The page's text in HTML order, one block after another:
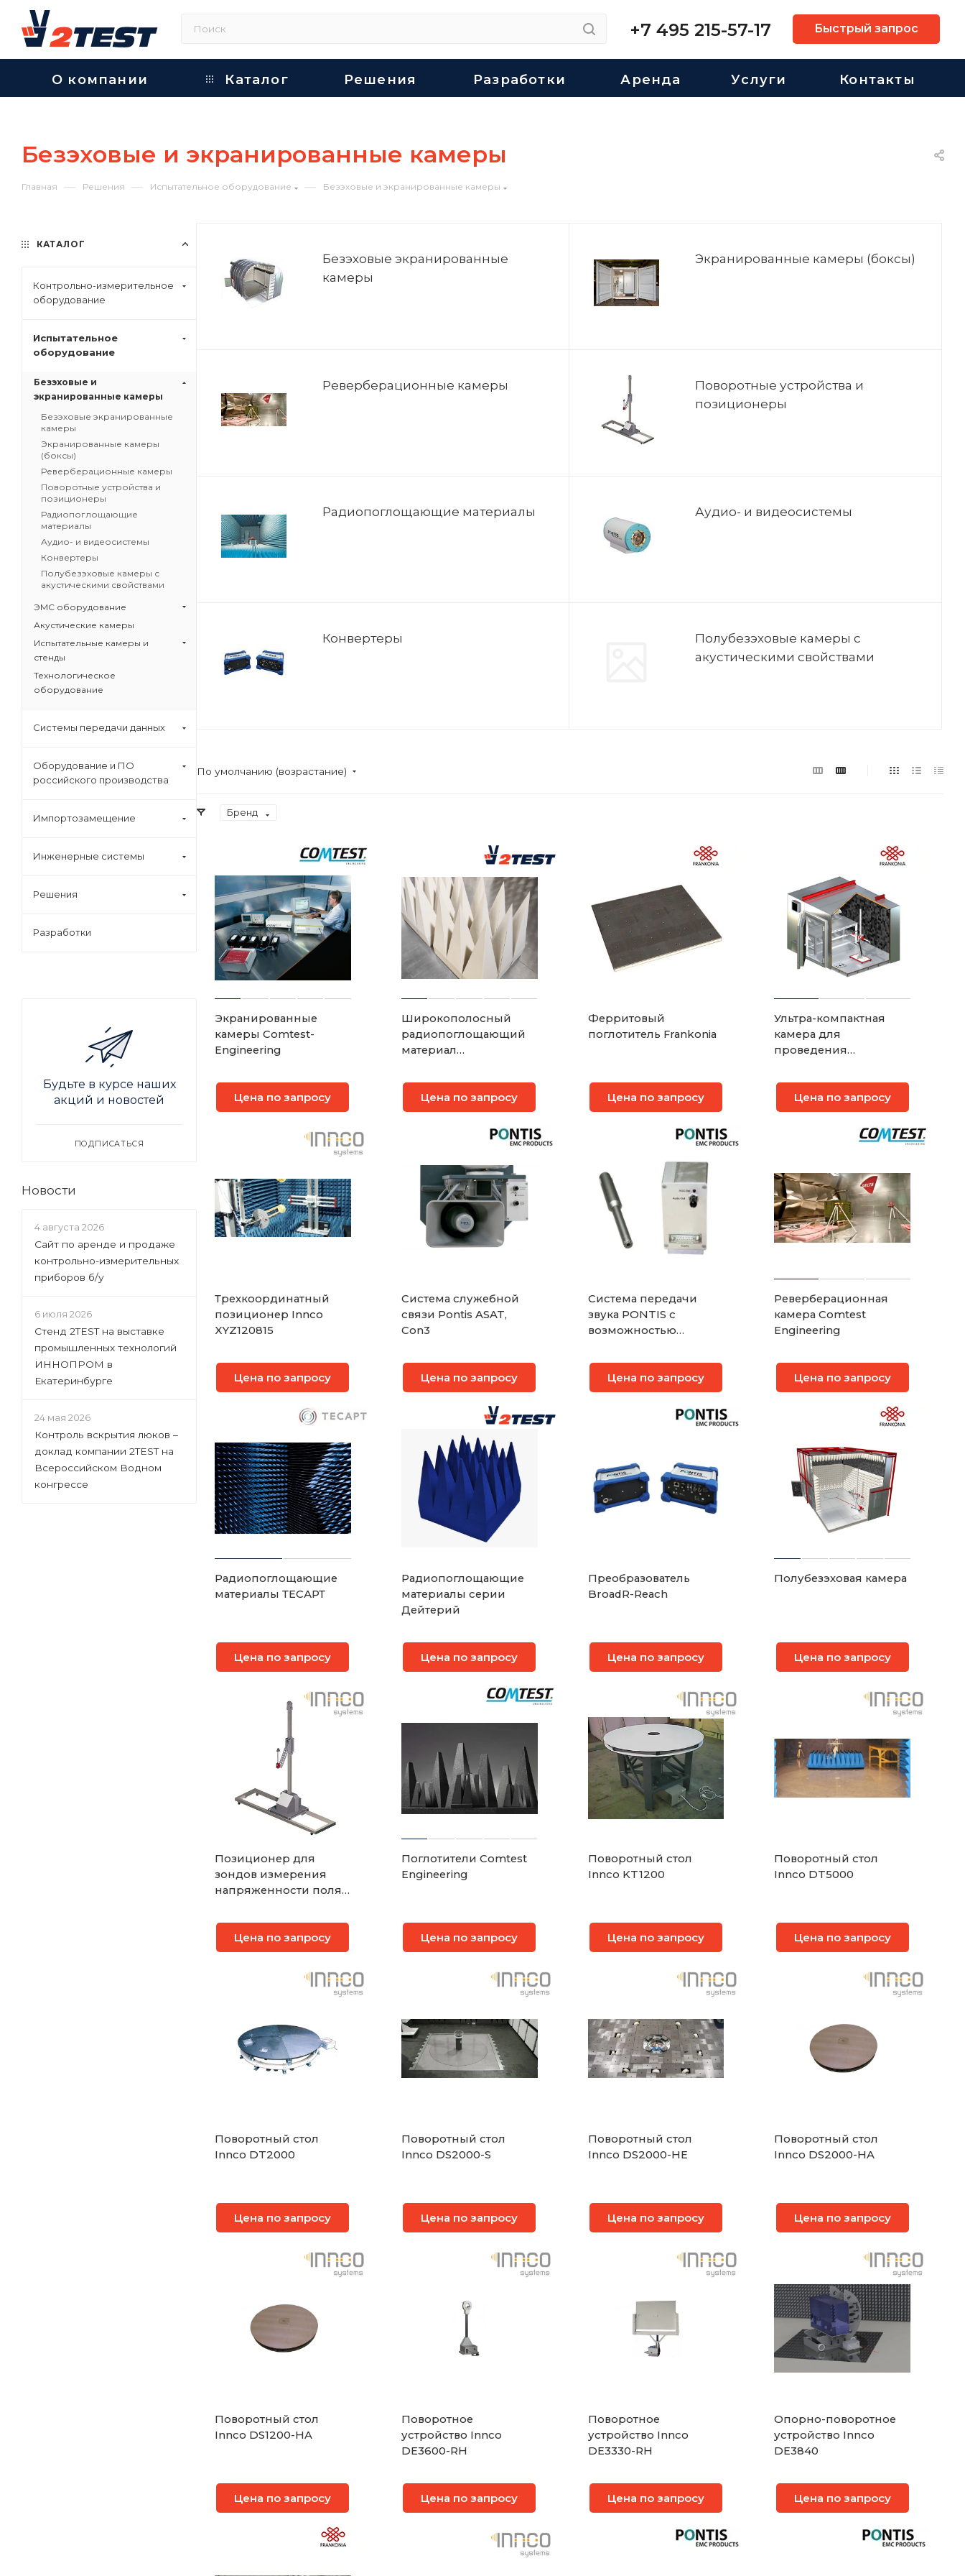
+7 495 215-57-17 Быстрый запрос
О компании Каталог Решения Разработки Аренда Услуги Контакты
Безэховые и экранированные камеры
Главная — Решения — Испытательное оборудование — Безэховые и экранированные камеры
Безэховые экранированные
камеры
Экранированные камеры (боксы)
Реверберационные камеры
Поворотные устройства и
позиционеры
Радиопоглощающие материалы Аудио- и видеосистемы
Конвертеры
Полубезэховые камеры с
акустическими свойствами
По умолчанию (возрастание)
Бренд
Экранированные
камеры Comtest-
Engineering
Цена по запросу
Широкополосный
радиопоглощающий
материал
плоского типа
Цена по запросу
Ферритовый
поглотитель Frankonia
Цена по запросу
Ультра-компактная
камера для
проведения
Цена по запросу
Трехкоординатный
позиционер Innco
XYZ120815
Цена по запросу
Система служебной
связи Pontis ASAT,
Con3
Цена по запросу
Система передачи
звука PONTIS с
возможностью
Цена по запросу
Реверберационная
камера Comtest
Engineering
Цена по запросу
Радиопоглощающие
материалы ТЕСАРТ
Цена по запросу
Радиопоглощающие
материалы серии
Дейтерий
Цена по запросу
Преобразователь
BroadR-Reach
Цена по запросу
Полубезэховая камера
Цена по запросу
Позиционер для
зондов измерения
напряженности поля
Цена по запросу
Поглотители Comtest
Engineering
Цена по запросу
Поворотный стол
Innco KT1200
Цена по запросу
Поворотный стол
Innco DT5000
Цена по запросу
Поворотный стол
Innco DT2000
Цена по запросу
Поворотный стол
Innco DS2000-S
Цена по запросу
Поворотный стол
Innco DS2000-HE
Цена по запросу
Поворотный стол
Innco DS2000-HA
Цена по запросу
Поворотный стол
Innco DS1200-HA
Цена по запросу
Поворотное
устройство Innco
DE3600-RH
Цена по запросу
Поворотное
устройство Innco
DE3330-RH
Цена по запросу
Опорно-поворотное
устройство Innco
DE3840
Цена по запросу
КАТАЛОГ
Контрольно-измерительное
оборудование
Испытательное
оборудование
Безэховые и
экранированные камеры
Безэховые экранированные
камеры
Экранированные камеры
(боксы)
Реверберационные камеры
Поворотные устройства и
позиционеры
Радиопоглощающие
материалы
Аудио- и видеосистемы
Конвертеры
Полубезэховые камеры с
акустическими свойствами
ЭМС оборудование
Акустические камеры
Испытательные камеры и
стенды
Технологическое
оборудование
Системы передачи данных
Оборудование и ПО
российского производства
Импортозамещение
Инженерные системы
Решения
Разработки
Будьте в курсе наших
акций и новостей
ПОДПИСАТЬСЯ
Новости
4 августа 2026
Сайт по аренде и продаже
контрольно-измерительных
приборов б/у
6 июля 2026
Стенд 2TEST на выставке
промышленных технологий
ИННОПРОМ в
Екатеринбурге
24 мая 2026
Контроль вскрытия люков –
доклад компании 2TEST на
Всероссийском Водном
конгрессе